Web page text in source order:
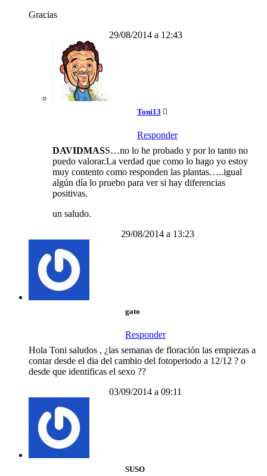
Gracias
29/08/2014 a 12:43
Toni13
Responder
DAVIDMASS…no lo he probado y por lo tanto no
puedo valorar.La verdad que como lo hago yo estoy
muy contento como responden las plantas…..igual
algún día lo pruebo para ver si hay diferencias
positivas.
un saludo.
29/08/2014 a 13:23
gato
Responder
Hola Toni saludos , ¿las semanas de floración las empiezas a
contar desde el dia del cambio del fotoperiodo a 12/12 ? o
desde que identificas el sexo ??
03/09/2014 a 09:11
SUSO